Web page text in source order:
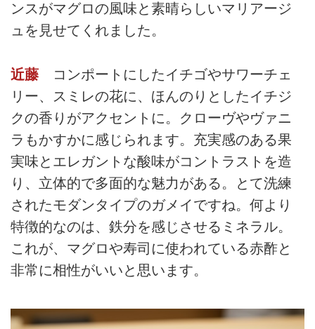
ンスがマグロの風味と素晴らしいマリアージ
ュを見せてくれました。
近藤 コンポートにしたイチゴやサワーチェ
リー、スミレの花に、ほんのりとしたイチジ
クの香りがアクセントに。クローヴやヴァニ
ラもかすかに感じられます。充実感のある果
実味とエレガントな酸味がコントラストを造
り、立体的で多面的な魅力がある。とて洗練
されたモダンタイプのガメイですね。何より
特徴的なのは、鉄分を感じさせるミネラル。
これが、マグロや寿司に使われている赤酢と
非常に相性がいいと思います。